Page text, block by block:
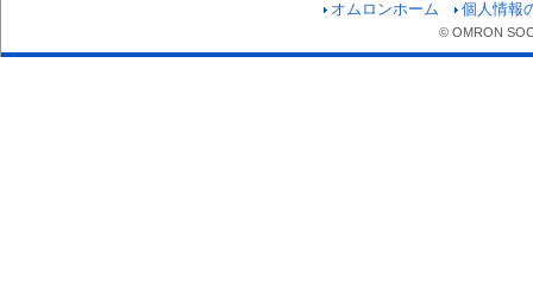
オムロンホーム 個人情報
© OMRON